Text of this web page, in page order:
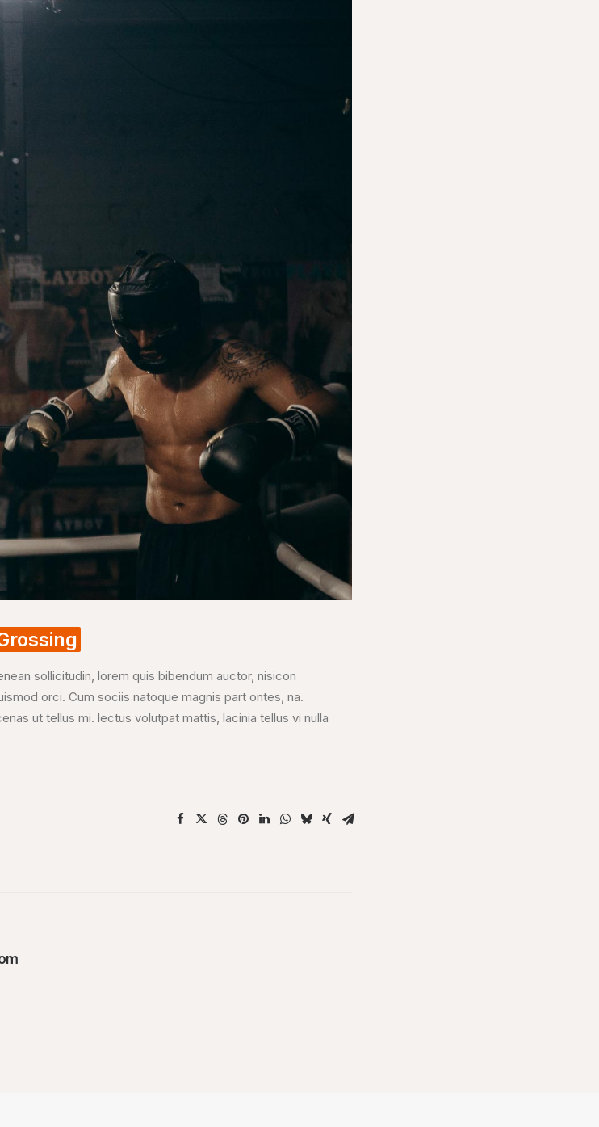
sollicitudin, lorem quis bibendum auctor, nisicon
orci. Cum sociis natoque magnis part ontes, na.
ut tellus mi. lectus volutpat mattis, lacinia tellus vi nulla